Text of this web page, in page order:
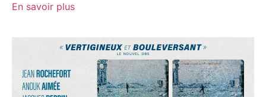
En savoir plus